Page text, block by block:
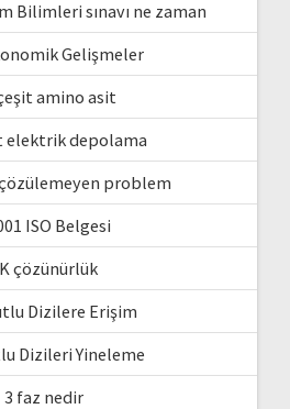
Bilimleri sınavı ne zaman
Gelişmeler
amino asit
elektrik depolama
çözülemeyen problem
ISO Belgesi
çözünürlük
Dizilere Erişim
Dizileri Yineleme
3 faz nedir